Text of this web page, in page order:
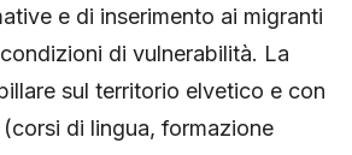
e di inserimento ai migranti
di vulnerabilità. La
sul territorio elvetico e con
(corsi di lingua, formazione